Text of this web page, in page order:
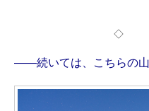
◇
——続いては、こちらの山